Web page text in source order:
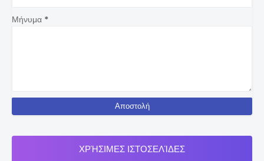
Μήνυμα *
ΧΡΉΣΙΜΕΣ ΙΣΤΟΣΕΛΊΔΕΣ